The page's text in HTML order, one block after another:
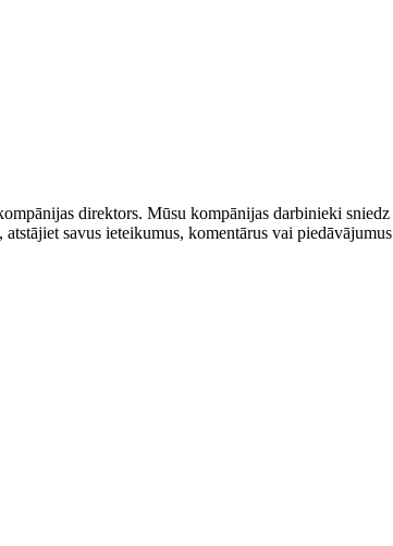
direktors. Mūsu kompānijas darbinieki
savus ieteikumus, komentārus vai